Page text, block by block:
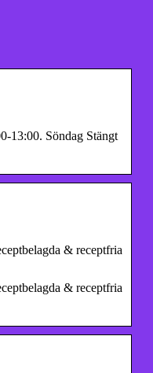
13:00. Söndag Stängt
& receptfria
& receptfria